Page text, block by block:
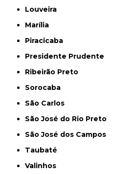
Louveira
Marília
Piracicaba
Presidente Prudente
Ribeirão Preto
Sorocaba
São Carlos
São José do Rio Preto
São José dos Campos
Taubaté
Valinhos